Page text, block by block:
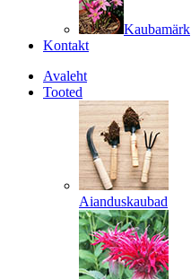
Kaubamärk
Kontakt
Avaleht
Tooted
Aianduskaubad